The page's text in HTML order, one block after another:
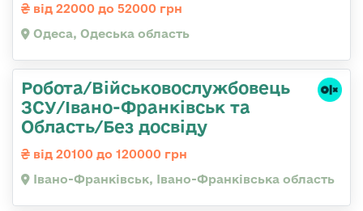
від 22000 до 52000 грн
Одеса, Одеська область
Робота/Військовослужбовець
ЗСУ/Івано-Франківськ та
Область/Без досвіду
від 20100 до 120000 грн
Івано-Франківськ, Івано-Франківська область